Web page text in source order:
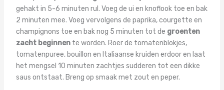
gehakt in 5-6 minuten rul. Voeg de ui en knoflook toe en bak
2 minuten mee. Voeg vervolgens de paprika, courgette en
champignons toe en bak nog 5 minuten tot de groenten
zacht beginnente worden. Roer de tomatenblokjes,
tomatenpuree, bouillon en Italiaanse kruiden erdoor en laat
het mengsel 10 minuten zachtjes sudderen tot een dikke
saus ontstaat. Breng op smaak met zout en peper.